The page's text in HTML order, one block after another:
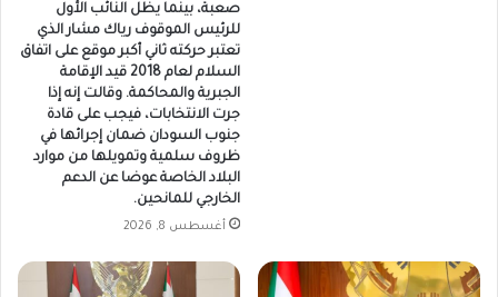
صعبة، بينما يظل النائب الأول
للرئيس الموقوف رياك مشار الذي
تعتبر حركته ثاني أكبر موقع على اتفاق
السلام لعام 2018 قيد الإقامة
الجبرية والمحاكمة. وقالت إنه إذا
جرت الانتخابات، فيجب على قادة
جنوب السودان ضمان إجرائها في
ظروف سلمية وتمويلها من موارد
البلاد الخاصة عوضا عن الدعم
الخارجي للمانحين.
أغسطس 8, 2026